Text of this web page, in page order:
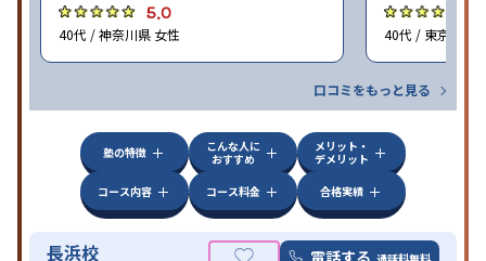
5.0
40代 / 神奈川県 女性 40代 / 東京都 女
口コミをもっと見る
塾の特徴
こんな人に
おすすめ
メリット・
デメリット
コース内容
コース料金 合格実績
長浜校